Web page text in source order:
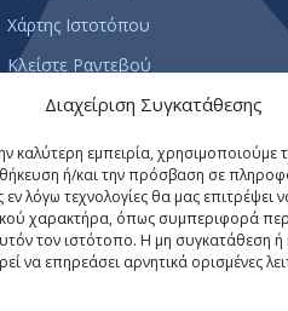
Διαχείριση Συγκατάθεσης
καλύτερη εμπειρία, χρησιμοποιούμε
ή/και την πρόσβαση σε
εν λόγω τεχνολογίες θα μας επιτρέψει
χαρακτήρα, όπως συμπεριφορά
τον ιστότοπο. Η μη συγκατάθεση ή
να επηρεάσει αρνητικά ορισμένες
Χάρτης Ιστοτόπου
Κλείστε Ραντεβού
Επίσημες Πληροφορίες
Ακολουθήστε